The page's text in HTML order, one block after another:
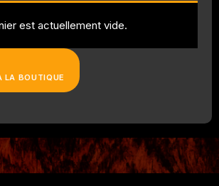
est actuellement vide.
LA BOUTIQUE